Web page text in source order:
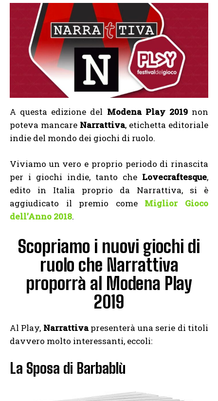
A questa edizione del Modena Play 2019non
poteva mancare Narrattiva, etichetta editoriale
indie del mondo dei giochi di ruolo.
Viviamo un vero e proprio periodo di rinascita
per i giochi indie, tanto che Lovecraftesque,
edito in Italia proprio da Narrattiva, si è
aggiudicato il premio come Miglior Gioco
dell’Anno 2018.
Scopriamo i nuovi giochi di
ruolo che Narrattiva
proporrà al Modena Play
2019
Al Play, Narrattivapresenterà una serie di titoli
davvero molto interessanti, eccoli:
La Sposa di Barbablù